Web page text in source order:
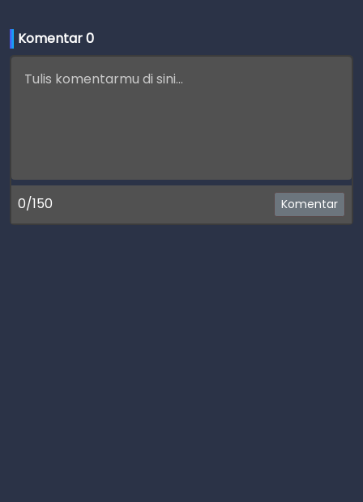
Komentar 0
0/150 Komentar